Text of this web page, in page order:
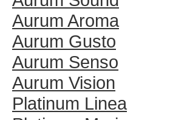
Aurum Aroma
Aurum Gusto
Aurum Senso
Aurum Vision
Platinum Linea